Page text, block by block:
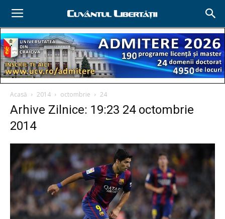
Acasă 2014 octombrie 24
Arhive Zilnice: 19:23 24 octombrie
2014